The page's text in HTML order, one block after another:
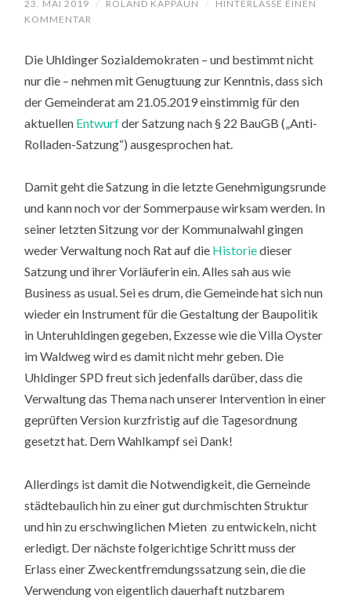
23. MAI 2019 / ROLAND KAPPAUN /
HINTERLASSE EINEN
KOMMENTAR
Die Uhldinger Sozialdemokraten – und bestimmt nicht
nur die – nehmen mit Genugtuung zur Kenntnis, dass sich
der Gemeinderat am 21.05.2019 einstimmig für den
aktuellen Entwurfder Satzung nach § 22 BauGB („Anti-
Rolladen-Satzung“) ausgesprochen hat.
Damit geht die Satzung in die letzte Genehmigungsrunde
und kann noch vor der Sommerpause wirksam werden. In
seiner letzten Sitzung vor der Kommunalwahl gingen
weder Verwaltung noch Rat auf die Historiedieser
Satzung und ihrer Vorläuferin ein. Alles sah aus wie
Business as usual. Sei es drum, die Gemeinde hat sich nun
wieder ein Instrument für die Gestaltung der Baupolitik
in Unteruhldingen gegeben, Exzesse wie die Villa Oyster
im Waldweg wird es damit nicht mehr geben. Die
Uhldinger SPD freut sich jedenfalls darüber, dass die
Verwaltung das Thema nach unserer Intervention in einer
geprüften Version kurzfristig auf die Tagesordnung
gesetzt hat. Dem Wahlkampf sei Dank!
Allerdings ist damit die Notwendigkeit, die Gemeinde
städtebaulich hin zu einer gut durchmischten Struktur
und hin zu erschwinglichen Mieten zu entwickeln, nicht
erledigt. Der nächste folgerichtige Schritt muss der
Erlass einer Zweckentfremdungssatzung sein, die die
Verwendung von eigentlich dauerhaft nutzbarem